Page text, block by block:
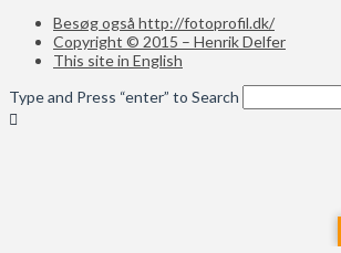
Besøg også http://fotoprofil.dk/
Copyright © 2015 – Henrik Delfer
This site in English
Type and Press “enter” to Search